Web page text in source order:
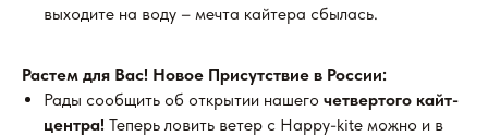
выходите на воду – мечта кайтера сбылась.
Растем для Вас! Новое Присутствие в России:
Рады сообщить об открытии нашего четвертого кайт-
центра! Теперь ловить ветер с Happy-kite можно и в